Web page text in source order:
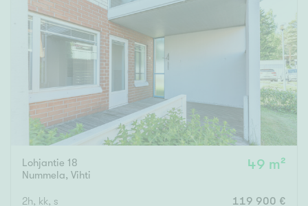
Lohjantie 18
Nummela, Vihti
49 m²
2h, kk, s 119 900 €